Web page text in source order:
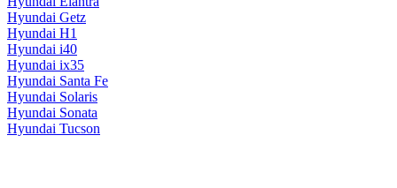
Hyundai Getz
Hyundai H1
Hyundai i40
Hyundai ix35
Hyundai Santa Fe
Hyundai Solaris
Hyundai Sonata
Hyundai Tucson